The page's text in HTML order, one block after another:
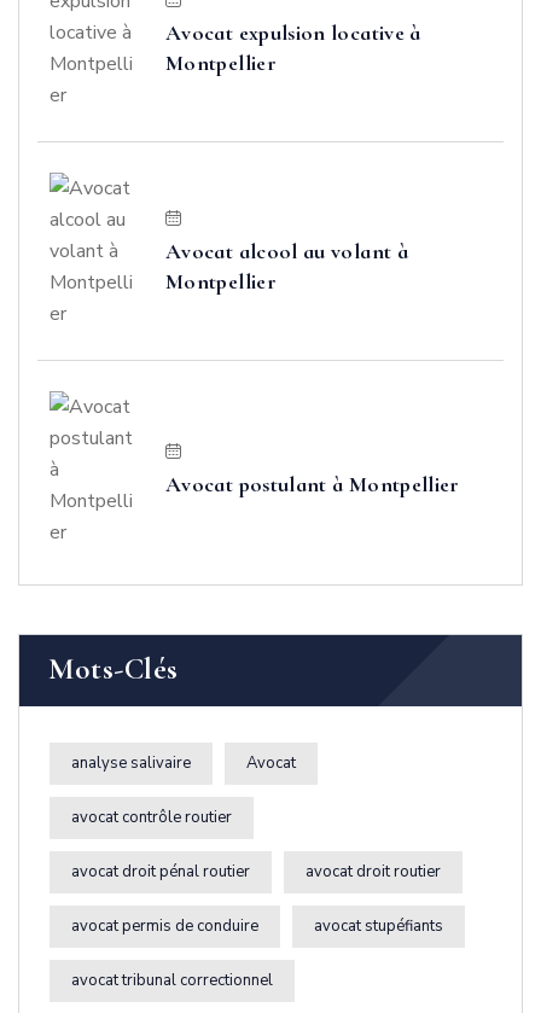
Avocat expulsion locative à
Montpellier
Avocat alcool au volant à
Montpellier
Avocat postulant à Montpellier
Mots-Clés
analyse salivaire Avocat
avocat contrôle routier
avocat droit pénal routier avocat droit routier
avocat permis de conduire avocat stupéfiants
avocat tribunal correctionnel